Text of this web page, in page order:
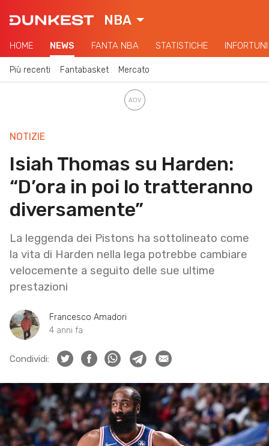
NBA
HOME NEWS FANTA NBA STATISTICHE INFORTUNI
Più recenti Fantabasket Mercato
NOTIZIE
Isiah Thomas su Harden:
“D’ora in poi lo tratteranno
diversamente”
La leggenda dei Pistons ha sottolineato come
la vita di Harden nella lega potrebbe cambiare
velocemente a seguito delle sue ultime
prestazioni
Francesco Amadori
4 anni fa
Condividi: